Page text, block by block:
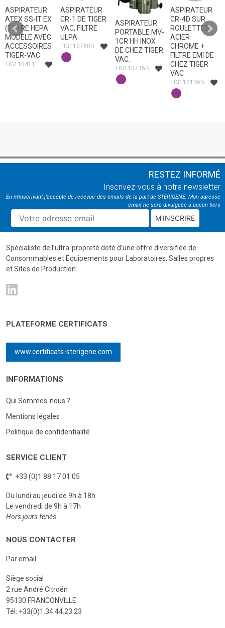
ASPIRATEUR
ATEX SS-IT EX
(TC) RE HEPA
MODÈLE AVEC
ACCESSOIRES
TIGER-VAC
TIG110411
ASPIRATEUR
CR-1 DE TIGER
VAC, FILTRE
ULPA.
TIG110760B
ASPIRATEUR
PORTABLE MV-
1CR HH INOX
DE CHEZ TIGER
VAC.
TIG110735B
ASPIRATEUR
CR-4D SUR
ROULETTES
ACIER
CHROME +
FILTRE EMI DE
CHEZ TIGER
VAC
TIG110136B
RESTEZ INFORMÉ
Inscrivez-vous à notre newsletter
En m'inscrivant j'accepte de recevoir des emails de la part de STERIGENE. Mon adresse
email ne sera divulguée à aucun tiers
M'INSCRIRE
Spécialiste de l’ultra-propreté doté d’une offre diversifiée de
Consommables et Equipements pour Laboratoires, Salles propres
et Sites de Production.
PLATEFORME CERTIFICATS
www.certificats-sterigene.com
INFORMATIONS
Qui Sommes-nous ?
Mentions légales
Politique de confidentialité
SERVICE CLIENT
+33 (0)1 88 17 01 05
Du lundi au jeudi de 9h à 18h
Le vendredi de 9h à 17h
Hors jours fériés
NOUS CONTACTER
Par email
Siège social :
2 rue André Citroën
95130 FRANCONVILLE
Tél: +33(0)1.34.44.23.23